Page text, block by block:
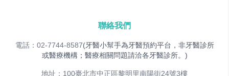
聯絡我們
電話：02-7744-8587(牙醫小幫手為牙醫預約平台，非牙醫診所
或醫療機構；醫療相關問題請洽各牙醫診所。)
地址：100臺北市中正區黎明里南陽街24號3樓